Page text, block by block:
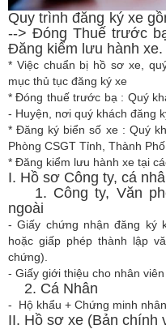
Quy trình đăng ký xe
--> Đóng Thuế trước
Đăng kiểm lưu hành xe.
* Việc chuẩn bị hồ sơ xe,
mục thủ tục đăng ký xe
* Đóng thuế trước bạ : Quý
- Huyện, nơi quý khách đăng
* Đăng ký biển số xe : Quý
Phòng CSGT Tỉnh, Thành Phố
* Đăng kiểm lưu hành xe tại
I. Hồ sơ Công ty, cá
1. Công ty, Văn
ngoài
- Giấy chứng nhận đăng ký
hoặc giấp phép thành lập
chứng).
- Giấy giới thiệu cho nhân viên
2. Cá Nhân
- Hộ khẩu + Chứng minh
II. Hồ sơ xe (Bản chính